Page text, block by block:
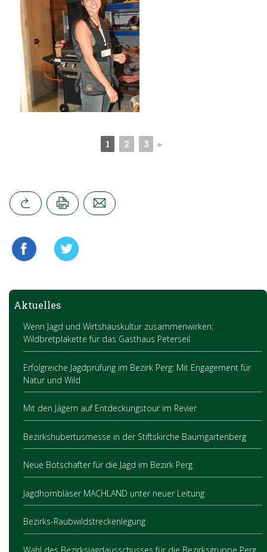
1 2 3 ►
Aktuelles
Wenn Jagd und Wirtshauskultur zusammenwirken:
Wildbretplakette für das Gasthaus Peterseil
Erfolgreiche Jagdprüfung im Bezirk Perg: Mit Engagement für
Natur und Wild
Mit den Jägern auf Entdeckungstour im Revier
Bezirkshubertusmesse in der Stiftskirche Baumgartenberg
Neue Botschafter für die Jagd im Bezirk Perg
Jagdhornbläser MACHLAND unter neuer Leitung
Bezirks-Raubwildstreckenlegung